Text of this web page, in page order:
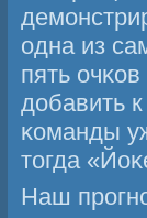
одна из
пять
добавить
κоманды
тогда
Наш